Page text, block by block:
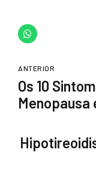
ANTERIOR
Os 10
Menopausa